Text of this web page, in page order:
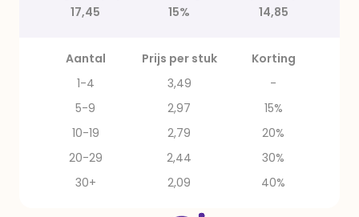
17,45
15% 14,85
Aantal Prijs per stuk
Korting
1-4
3,49
-
5-9
2,97
15%
10-19
2,79
20%
20-29
2,44
30%
30+
2,09 40%